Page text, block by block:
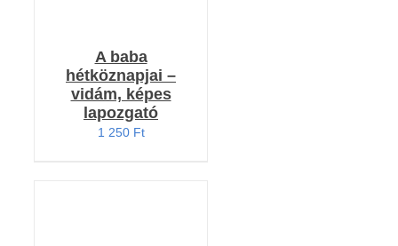
A baba
hétköznapjai –
vidám, képes
lapozgató
1 250 Ft